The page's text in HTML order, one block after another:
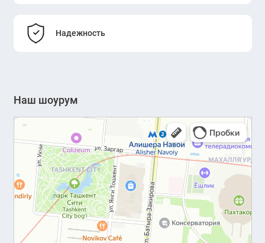
Надежность
Наш шоурум